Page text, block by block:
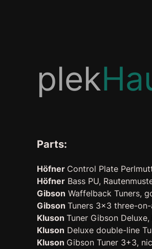
plek
Parts:
Höfner Control Plate
Höfner Bass PU,
Gibson Waffelback Tuners,
Gibson Tuners 3×3 three-
Kluson Tuner Gibson
Kluson Deluxe double-line
Kluson Gibson Tuner 3+3,